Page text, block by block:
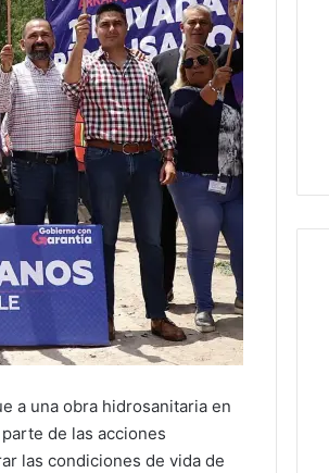
a una obra hidrosanitaria en
de las acciones
las condiciones de vida de